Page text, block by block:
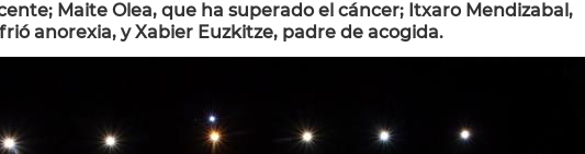
Maite Olea, que ha superado el cáncer; Itxaro Mendizabal,
anorexia, y Xabier Euzkitze, padre de acogida.